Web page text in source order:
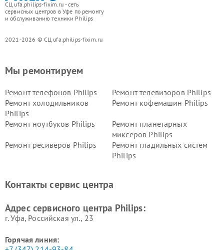
СЦ ufa.philips-fixim.ru - сеть
сервисных центров в Уфе по ремонту
и обслуживанию техники Philips
2021-2026 © СЦ ufa.philips-fixim.ru
Мы ремонтируем
Ремонт телефонов Philips
Ремонт телевизоров Philips
Ремонт холодильников
Philips
Ремонт кофемашин Philips
Ремонт ноутбуков Philips
Ремонт планетарных
миксеров Philips
Ремонт ресиверов Philips
Ремонт гладильных систем
Philips
Ремонт стиральных машин
Ремонт увлажнителей
Контакты сервис центра
Адрес сервисного центра Philips:
г. Уфа, Российская ул., 23
Горячая линия: